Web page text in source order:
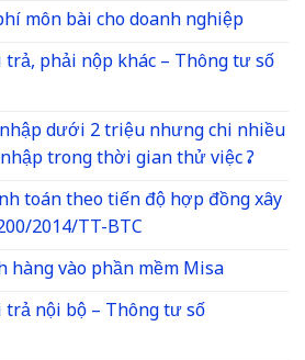
môn bài cho doanh nghiệp
phải nộp khác – Thông tư số
dưới 2 triệu nhưng chi nhiều
trong thời gian thử việc ?
toán theo tiến độ hợp đồng xây
2014/TT-BTC
hàng vào phần mềm Misa
nội bộ – Thông tư số